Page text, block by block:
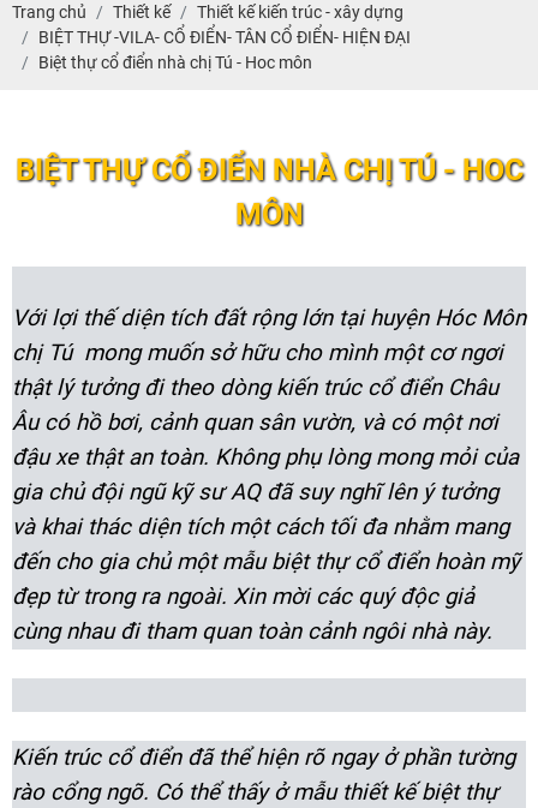
Trang chủ Thiết kế
Thiết kế kiến trúc - xây dựng
BIỆT THỰ -VILA- CỔ ĐIỂN- TÂN CỔ ĐIỂN- HIỆN ĐẠI
Biệt thự cổ điển nhà chị Tú - Hoc môn
BIỆT THỰ CỔ ĐIỂN NHÀ CHỊ TÚ - HOC
MÔN
Với lợi thế diện tích đất rộng lớn tại huyện Hóc Môn
chị Tú mong muốn sở hữu cho mình một cơ ngơi
thật lý tưởng đi theo dòng kiến trúc cổ điển Châu
Âu có hồ bơi, cảnh quan sân vườn, và có một nơi
đậu xe thật an toàn. Không phụ lòng mong mỏi của
gia chủ đội ngũ kỹ sư AQ đã suy nghĩ lên ý tưởng
và khai thác diện tích một cách tối đa nhằm mang
đến cho gia chủ một mẫu biệt thự cổ điển hoàn mỹ
đẹp từ trong ra ngoài. Xin mời các quý độc giả
cùng nhau đi tham quan toàn cảnh ngôi nhà này.
Kiến trúc cổ điển đã thể hiện rõ ngay ở phần tường
rào cổng ngõ. Có thể thấy ở mẫu thiết kế biệt thự